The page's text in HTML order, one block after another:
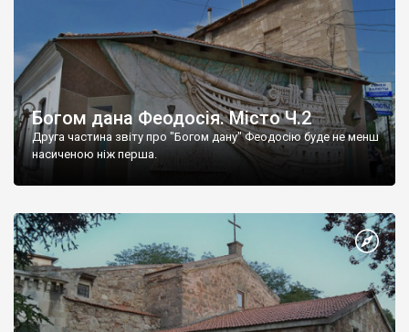
Богом дана Феодосія. Місто Ч.2
Друга частина звіту про "Богом дану" Феодосію буде не менш
насиченою ніж перша.